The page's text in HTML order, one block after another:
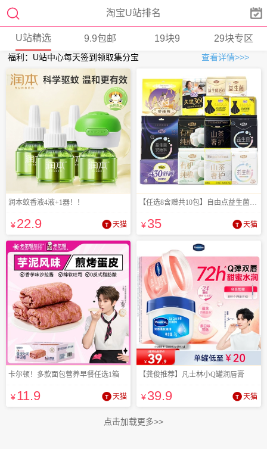
 淘宝U站排名 
U站精选 9.9包邮 19块9 29块专区
福利：U站中心每天签到领取集分宝 查看详情>>>
润本蚊香液4液+1器！！
¥22.9 天猫
【任选8含赠共10包】自由点益生菌卫生巾
¥35 天猫
卡尔顿！多款面包营养早餐任选1箱
¥11.9 天猫
【龚俊推荐】凡士林小Q罐润唇膏
¥39.9 天猫
点击加载更多>>